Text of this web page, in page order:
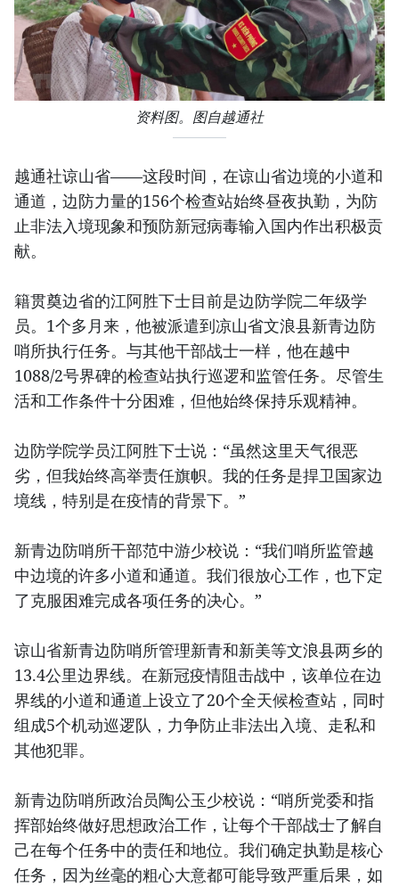
资料图。图自越通社
越通社谅山省——这段时间，在谅山省边境的小道和
通道，边防力量的156个检查站始终昼夜执勤，为防
止非法入境现象和预防新冠病毒输入国内作出积极贡
献。
籍贯奠边省的江阿胜下士目前是边防学院二年级学
员。1个多月来，他被派遣到凉山省文浪县新青边防
哨所执行任务。与其他干部战士一样，他在越中
1088/2号界碑的检查站执行巡逻和监管任务。尽管生
活和工作条件十分困难，但他始终保持乐观精神。
边防学院学员江阿胜下士说：“虽然这里天气很恶
劣，但我始终高举责任旗帜。我的任务是捍卫国家边
境线，特别是在疫情的背景下。”
新青边防哨所干部范中游少校说：“我们哨所监管越
中边境的许多小道和通道。我们很放心工作，也下定
了克服困难完成各项任务的决心。”
谅山省新青边防哨所管理新青和新美等文浪县两乡的
13.4公里边界线。在新冠疫情阻击战中，该单位在边
界线的小道和通道上设立了20个全天候检查站，同时
组成5个机动巡逻队，力争防止非法出入境、走私和
其他犯罪。
新青边防哨所政治员陶公玉少校说：“哨所党委和指
挥部始终做好思想政治工作，让每个干部战士了解自
己在每个任务中的责任和地位。我们确定执勤是核心
任务，因为丝毫的粗心大意都可能导致严重后果，如